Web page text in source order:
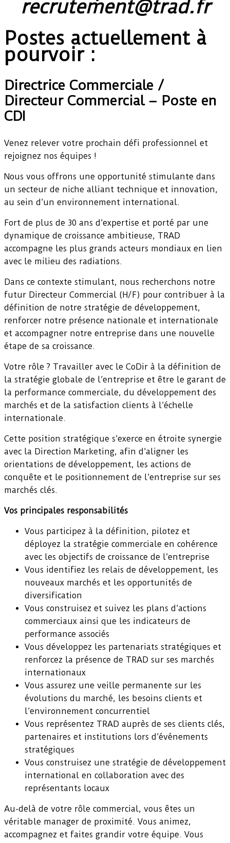
recrutement@trad.fr
Postes actuellement à
pourvoir :
Directrice Commerciale /
Directeur Commercial – Poste en
CDI
Venez relever votre prochain défi professionnel et
rejoignez nos équipes !
Nous vous offrons une opportunité stimulante dans
un secteur de niche alliant technique et innovation,
au sein d’un environnement international.
Fort de plus de 30 ans d’expertise et porté par une
dynamique de croissance ambitieuse, TRAD
accompagne les plus grands acteurs mondiaux en lien
avec le milieu des radiations.
Dans ce contexte stimulant, nous recherchons notre
futur Directeur Commercial (H/F) pour contribuer à la
définition de notre stratégie de développement,
renforcer notre présence nationale et internationale
et accompagner notre entreprise dans une nouvelle
étape de sa croissance.
Votre rôle ? Travailler avec le CoDir à la définition de
la stratégie globale de l’entreprise et être le garant de
la performance commerciale, du développement des
marchés et de la satisfaction clients à l’échelle
internationale.
Cette position stratégique s’exerce en étroite synergie
avec la Direction Marketing, afin d’aligner les
orientations de développement, les actions de
conquête et le positionnement de l’entreprise sur ses
marchés clés.
Vos principales responsabilités
Vous participez à la définition, pilotez et
déployez la stratégie commerciale en cohérence
avec les objectifs de croissance de l’entreprise
Vous identifiez les relais de développement, les
nouveaux marchés et les opportunités de
diversification
Vous construisez et suivez les plans d’actions
commerciaux ainsi que les indicateurs de
performance associés
Vous développez les partenariats stratégiques et
renforcez la présence de TRAD sur ses marchés
internationaux
Vous assurez une veille permanente sur les
évolutions du marché, les besoins clients et
l’environnement concurrentiel
Vous représentez TRAD auprès de ses clients clés,
partenaires et institutions lors d’événements
stratégiques
Vous construisez une stratégie de développement
international en collaboration avec des
représentants locaux
Au-delà de votre rôle commercial, vous êtes un
véritable manager de proximité. Vous animez,
accompagnez et faites grandir votre équipe. Vous